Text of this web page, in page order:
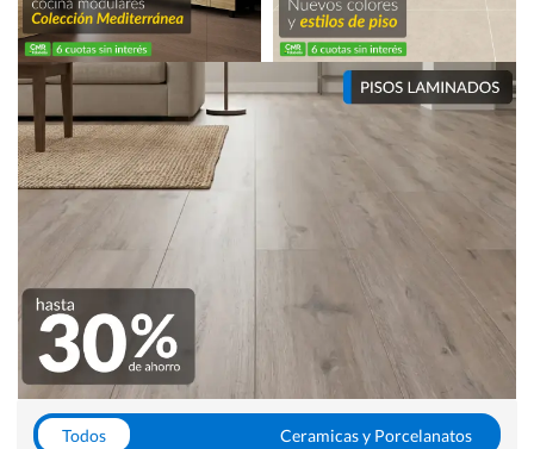
Todos
Ceramicas y Porcelanatos